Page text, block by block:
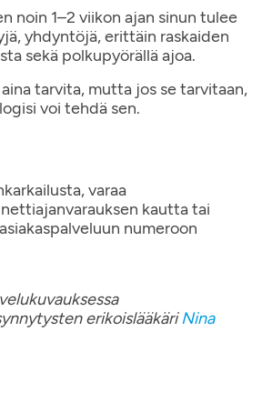
noin 1–2 viikon ajan sinun tulee
yhdyntöjä, erittäin raskaiden
sekä polkupyörällä ajoa.
tarvita, mutta jos se tarvitaan,
voi tehdä sen.
varaa
kautta tai
numeroon
erikoislääkäriNina